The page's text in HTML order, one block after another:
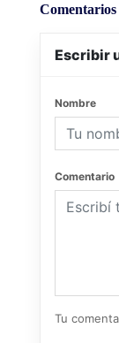
Comentarios
Escribir
Nombre
Comentario
Tu